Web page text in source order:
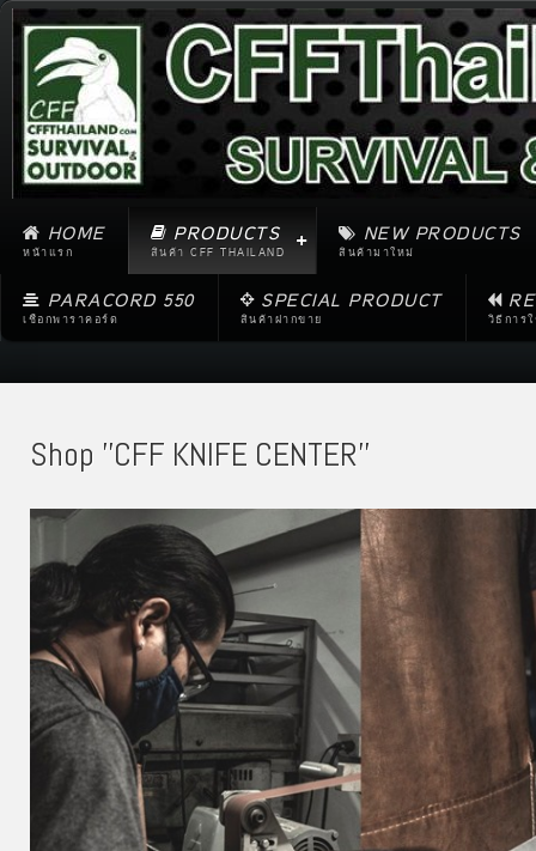
HOME
หน้าแรก
PRODUCTS
สินค้า CFF THAILAND
NEW PRODUCTS
สินค้ามาใหม่
PARACORD 550
เชือกพาราคอร์ด
SPECIAL PRODUCT
สินค้าฝากขาย วิธีการ
Shop ''CFF KNIFE CENTER''